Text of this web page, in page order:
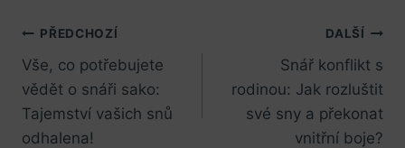
Navigace
pro
příspěvek
PŘEDCHOZÍ
Vše, co potřebujete
vědět o snáři sako:
Tajemství vašich snů
odhalena!
DALŠÍ
Snář konflikt s
rodinou: Jak rozluštit
své sny a překonat
vnitřní boje?